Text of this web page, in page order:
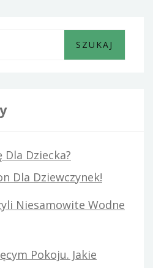
Dla Dziecka?
Dla Dziewczynek!
Niesamowite Wodne
Pokoju. Jakie